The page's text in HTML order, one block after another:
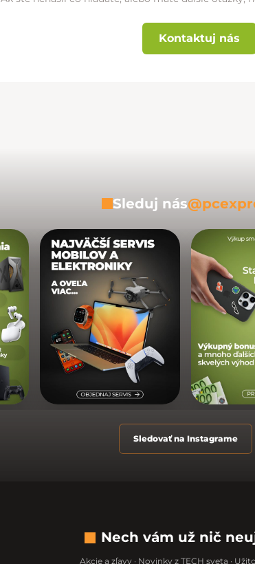
Kontaktuj nás
Sleduj nás
Sledovať na Instagrame
Nech vám už nič
Akcie a zľavy · Novinky z TECH sveta ·